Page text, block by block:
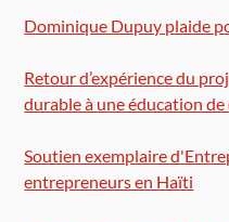
Dominique Dupuy plaide
Retour d’expérience du
durable à une éducation
Soutien exemplaire
entrepreneurs en Haïti